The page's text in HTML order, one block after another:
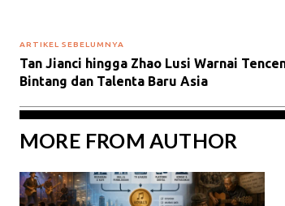
ARTIKEL SEBELUMNYA
Tan Jianci hingga Zhao Lusi Warnai
Bintang dan Talenta Baru Asia
MORE FROM AUTHOR